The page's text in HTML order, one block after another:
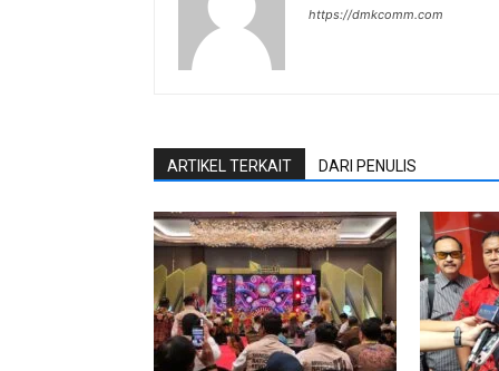
https://dmkcomm.com
ARTIKEL TERKAIT DARI PENULIS